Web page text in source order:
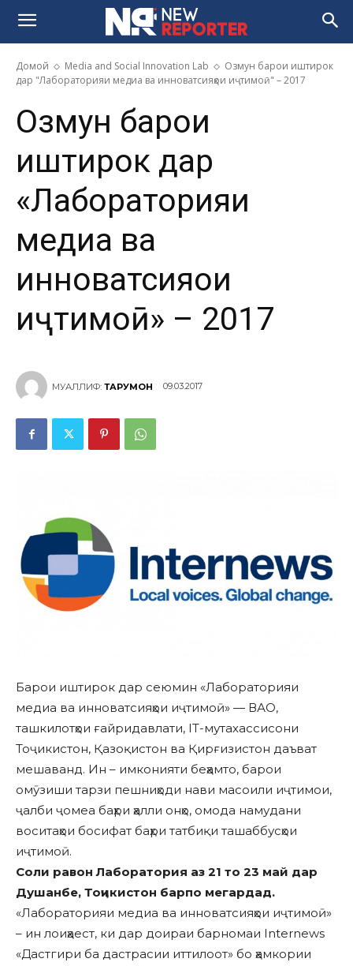
Домой Media and Social Innovation Lab
Озмун барои иштирок
дар "Лабораторияи медиа ва инноватсияҳои иҷтимоӣ" – 2017
Озмун барои
иштирок дар
«Лабораторияи
медиа ва
инноватсияҳои
иҷтимоӣ» – 2017
МУАЛЛИФ: ТАРҶУМОН 09.03.2017
Барои иштирок дар сеюмин «Лабораторияи
медиа ва инноватсияҳои иҷтимоӣ» — ВАО,
ташкилотҳои ғайридавлати, IT-мутахассисони
Тоҷикистон, Қазоқистон ва Қирғизистон даъват
мешаванд. Ин – имконияти беҳамто, барои
омӯзиши тарзи пешниҳоди нави масоили иҷтимои,
ҷалби ҷомеа баҳри ҳалли онҳо, омода намудани
воситаҳои босифат баҳри татбиқи ташаббусҳои
иҷтимоӣ.
Соли равон Лаборатория аз 21 то 23 май дар
Душанбе, Тоҷикистон барпо мегардад.
«Лабораторияи медиа ва инноватсияҳои иҷтимоӣ»
– ин лоиҳаест, ки дар доираи барномаи Internews
«Дастгири ба дастрасии иттилоот» бо ҳамкории